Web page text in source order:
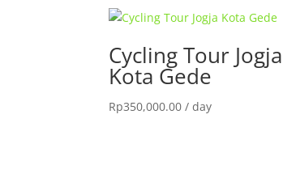
Cycling Tour Jogja
Kota Gede
Rp350,000.00 / day